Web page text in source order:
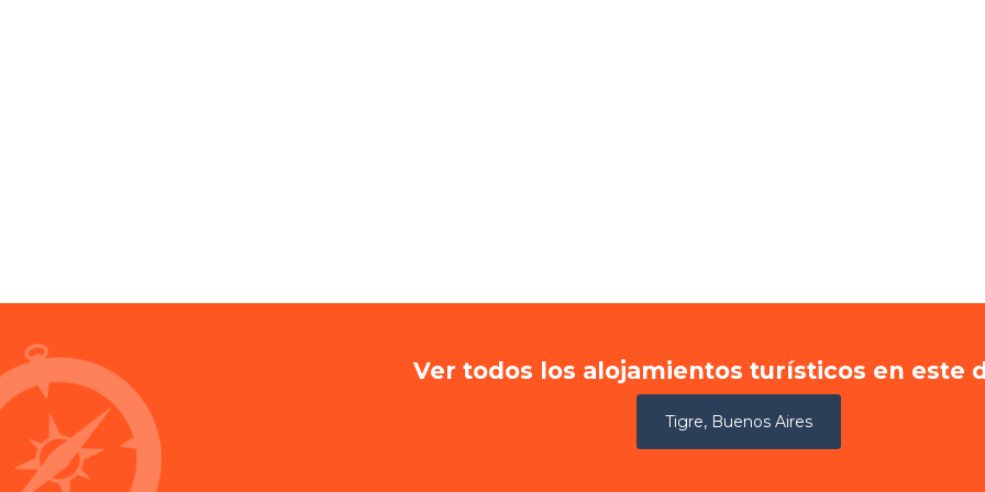
Ver todos los alojamientos turísticos en este
Tigre, Buenos Aires